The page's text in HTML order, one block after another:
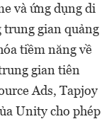
và ứng dụng di
gian quảng
tiềm năng về
gian tiên
Ads, Tapjoy
Unity cho phép